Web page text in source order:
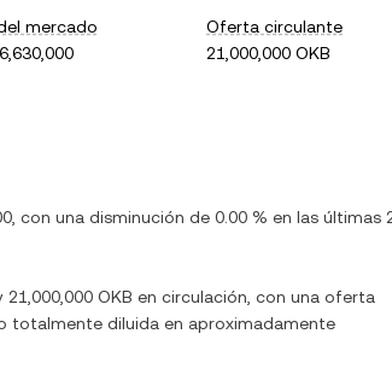
mercado
Oferta circulante
21,000,000 OKB
, con una disminución de 0.00 % en las últimas
21,000,000 OKB en circulación, con una oferta
totalmente diluida en aproximadamente